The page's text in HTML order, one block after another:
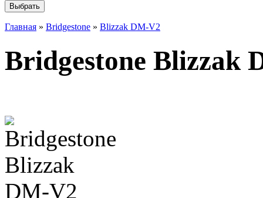
Главная » Bridgestone » Blizzak DM-V2
Bridgestone Blizzak